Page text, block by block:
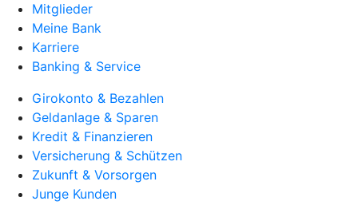
Mitglieder
Meine Bank
Karriere
Banking & Service
Girokonto & Bezahlen
Geldanlage & Sparen
Kredit & Finanzieren
Versicherung & Schützen
Zukunft & Vorsorgen
Junge Kunden